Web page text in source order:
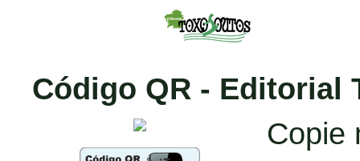
Código QR - Editorial
Copie